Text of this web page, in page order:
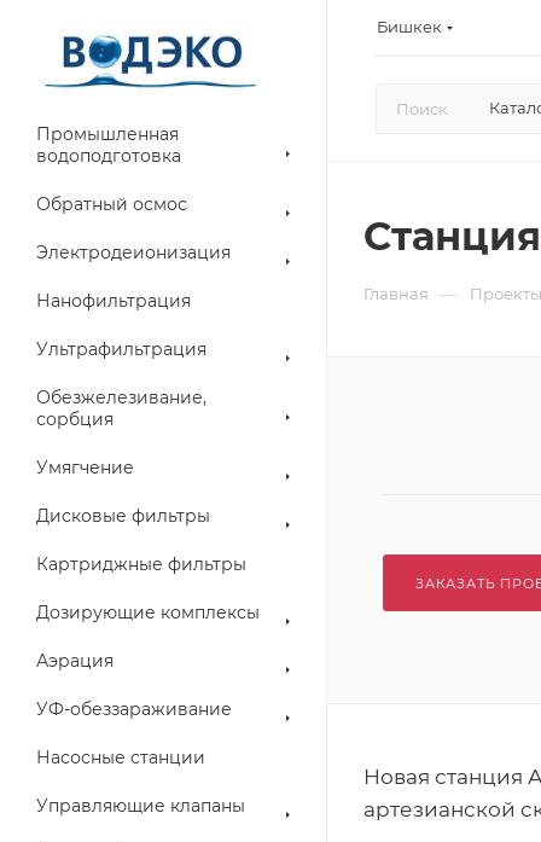
Бишкек
Промышленная
водоподготовка
Обратный осмос
Электродеионизация
Нанофильтрация
Ультрафильтрация
Обезжелезивание,
сорбция
Умягчение
Дисковые фильтры
Картриджные фильтры
Дозирующие комплексы
Аэрация
УФ-обеззараживание
Насосные станции
Управляющие клапаны
Главная — Проекты
ЗАКАЗАТЬ
Новая станция
артезианской